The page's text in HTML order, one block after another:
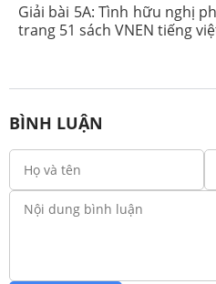
Giải bài 5A: Tình hữu nghị
trang 51 sách VNEN tiếng
BÌNH LUẬN